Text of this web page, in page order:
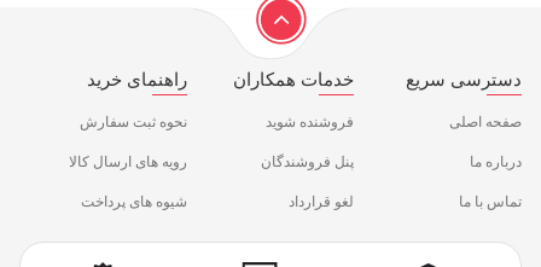
دسترسی سریع
صفحه اصلی
درباره ما
تماس با ما
خدمات همکاران
فروشنده شوید
پنل فروشندگان
لغو قرارداد
راهنمای خرید
نحوه ثبت سفارش
رویه های ارسال کالا
شیوه های پرداخت